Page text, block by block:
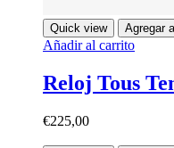
Quick view Agregar
Añadir al carrito
Reloj Tous
€225,00